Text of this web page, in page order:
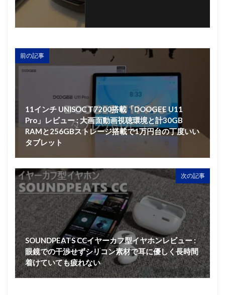
前の記事
11インチ UNISOC T7200搭載「DOOGEE U11
Pro」レビュー : 大画面動画視聴環境と計30GB
RAMと256GBストレージ搭載で1万円台の丁度いい
タブレット
次の記事
SOUNDPEATS CCイヤーカフ型イヤホンレビュー :
眼鏡での干渉せずシリコン素材で耳に優しく長時間
着けていても疲れない